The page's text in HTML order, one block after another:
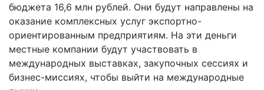
бюджета 16,6 млн рублей. Они будут направлены на
оказание комплексных услуг экспортно-
ориентированным предприятиям. На эти деньги
местные компании будут участвовать в
международных выставках, закупочных сессиях и
бизнес-миссиях, чтобы выйти на международные